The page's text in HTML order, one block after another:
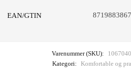
EAN/GTIN
Varenummer (SKU):
Kategori: Komfortable og